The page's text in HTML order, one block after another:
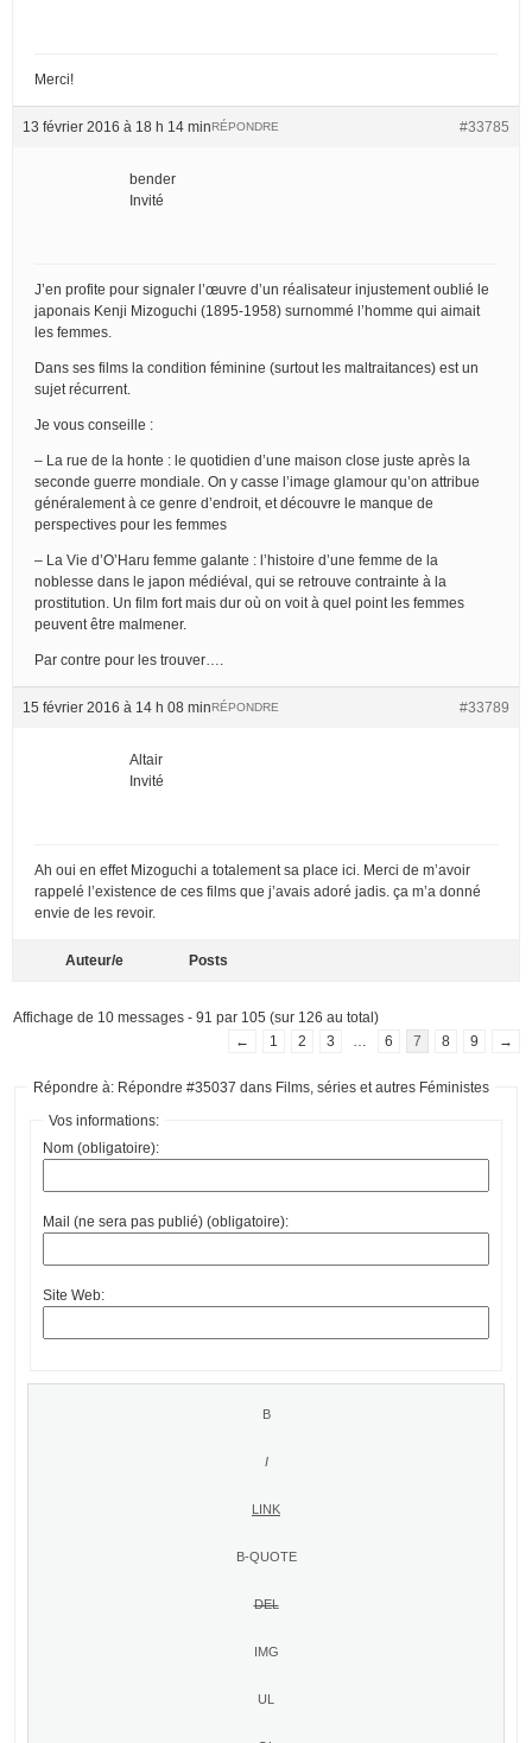
Merci!
13 février 2016 à 18 h 14 min #33785
RÉPONDRE
bender
Invité
J’en profite pour signaler l’œuvre d’un réalisateur injustement oublié le
japonais Kenji Mizoguchi (1895-1958) surnommé l’homme qui aimait
les femmes.
Dans ses films la condition féminine (surtout les maltraitances) est un
sujet récurrent.
Je vous conseille :
– La rue de la honte : le quotidien d’une maison close juste après la
seconde guerre mondiale. On y casse l’image glamour qu’on attribue
généralement à ce genre d’endroit, et découvre le manque de
perspectives pour les femmes
– La Vie d’O’Haru femme galante : l’histoire d’une femme de la
noblesse dans le japon médiéval, qui se retrouve contrainte à la
prostitution. Un film fort mais dur où on voit à quel point les femmes
peuvent être malmener.
Par contre pour les trouver….
15 février 2016 à 14 h 08 min #33789
RÉPONDRE
Altair
Invité
Ah oui en effet Mizoguchi a totalement sa place ici. Merci de m’avoir
rappelé l’existence de ces films que j’avais adoré jadis. ça m’a donné
envie de les revoir.
Auteur/e Posts
Affichage de 10 messages - 91 par 105 (sur 126 au total)
←
1 2 3 6 7 8 9 →
Répondre à: Répondre #35037 dans Films, séries et autres Féministes
Vos informations:
Nom (obligatoire):
Mail (ne sera pas publié) (obligatoire):
Site Web: